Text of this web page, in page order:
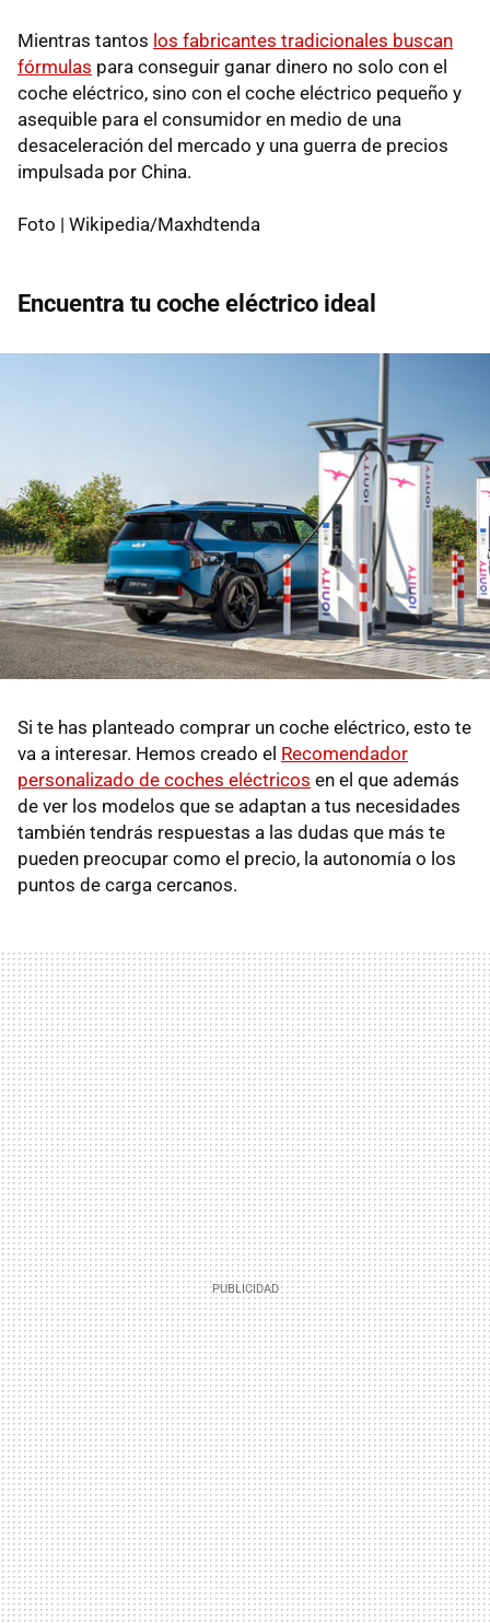
Mientras tantos los fabricantes tradicionales buscan
fórmulas para conseguir ganar dinero no solo con el
coche eléctrico, sino con el coche eléctrico pequeño y
asequible para el consumidor en medio de una
desaceleración del mercado y una guerra de precios
impulsada por China.
Foto | Wikipedia/Maxhdtenda
Encuentra tu coche eléctrico ideal
Si te has planteado comprar un coche eléctrico, esto te
va a interesar. Hemos creado el Recomendador
personalizado de coches eléctricos en el que además
de ver los modelos que se adaptan a tus necesidades
también tendrás respuestas a las dudas que más te
pueden preocupar como el precio, la autonomía o los
puntos de carga cercanos.